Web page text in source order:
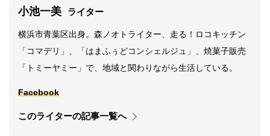
小池一美 ライター
横浜市青葉区出身。森ノオトライター、走る！ロコキッチン
「コマデリ」、「はまふぅどコンシェルジュ」、焼菓子販売
「トミーヤミー」で、地域と関わりながら生活している。
Facebook
このライターの記事一覧へ